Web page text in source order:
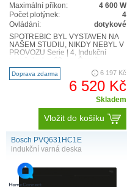
Maximální příkon:
4 600 W
Počet plotýnek:
4
Ovládání:
dotykové
SPOTŘEBIČ BYL VYSTAVEN NA
NAŠEM STUDIU, NIKDY NEBYL V
PROVOZU Serie | 4, Indukční
PUE611BB5E PŘIPOJENÍ JEN NA
1 F..
Doprava zdarma 6 197 Kč
6 520 Kč
Skladem
Vložit do košíku
Bosch PVQ631HC1E
indukční varná deska